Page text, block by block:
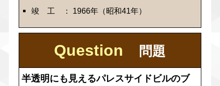
竣 工 ： 1966年（昭和41年）
Question 問題
半透明にも見えるパレスサイドビルのブ